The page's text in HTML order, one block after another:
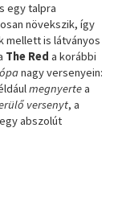
egy talpra
növekszik, így
mellett is látványos
The Red a korábbi
nagy versenyein:
megnyertea
versenyt, a
abszolút